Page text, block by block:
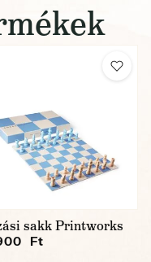
sakk Printworks
Ft